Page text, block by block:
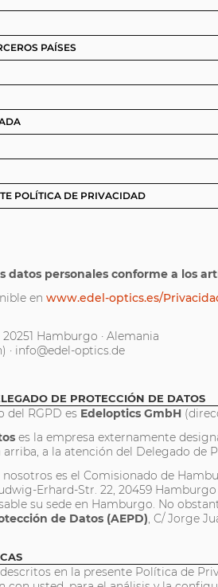
PAÍSES
POLÍTICA DE PRIVACIDAD
personales conforme a los
en www.edel-optics.es/
20251 Hamburgo · Alemania
· info@edel-optics.de
DE PROTECCIÓN DE DATOS
del RGPD es Edeloptics GmbH
es la empresa externamente
a la atención del Delegado de
es el Comisionado de
Erhard-Str. 22, 20459
su sede en Hamburgo. No
de Datos (AEPD), C/ Jorge
en la presente Política de